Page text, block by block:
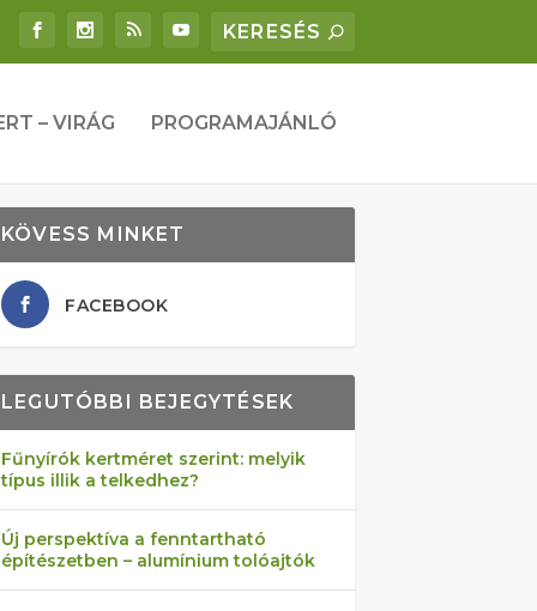
– VIRÁG PROGRAMAJÁNLÓ
KÖVESS MINKET
FACEBOOK
LEGUTÓBBI BEJEGYTÉSEK
Fűnyírók kertméret szerint: melyik
típus illik a telkedhez?
Új perspektíva a fenntartható
építészetben – alumínium tolóajtók